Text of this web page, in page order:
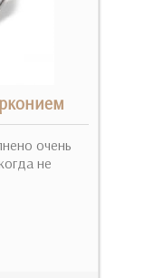
очень
не